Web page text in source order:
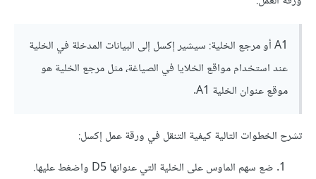
A1 أو مرجع الخلية: سيشير إكسل إلى البيانات المدخلة في الخلية
عند استخدام مواقع الخلايا في الصياغة، مثل مرجع الخلية هو
موقع عنوان الخلية A1.
تشرح الخطوات التالية كيفية التنقل في ورقة عمل إكسل:
ضع سهم الماوس على الخلية التي عنوانها D5 واضغط عليها.